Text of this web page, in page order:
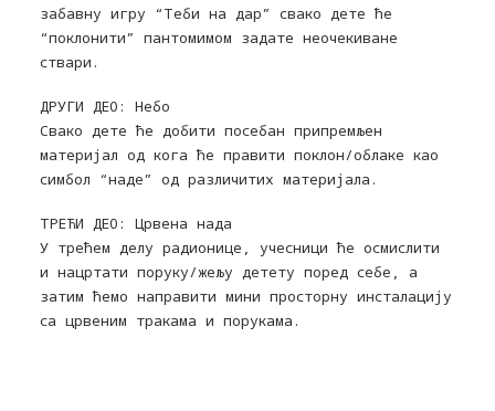
забавну игру “Теби на дар” свако дете ће
“поклонити” пантомимом задате неочекиване
ствари.
ДРУГИ ДЕО: Небо
Свако дете ће добити посебан припремљен
материјал од кога ће правити поклон/облаке као
симбол “наде” од различитих материјала.
ТРЕЋИ ДЕО: Црвена нада
У трећем делу радионице, учесници ће осмислити
и нацртати поруку/жељу детету поред себе, а
затим ћемо направити мини просторну инсталацију
са црвеним тракама и порукама.